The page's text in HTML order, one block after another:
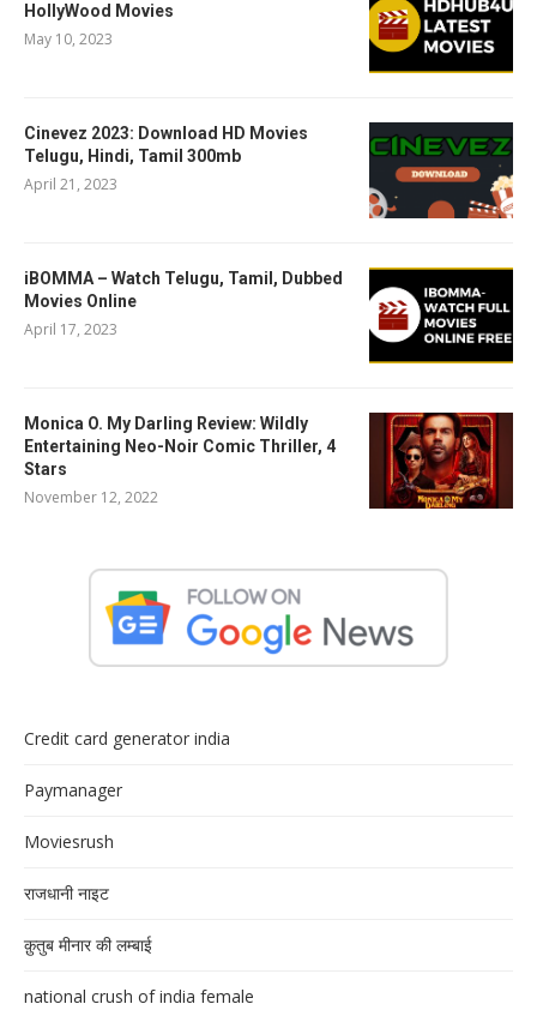
HollyWood Movies
May 10, 2023
Cinevez 2023: Download HD Movies
Telugu, Hindi, Tamil 300mb
April 21, 2023
iBOMMA – Watch Telugu, Tamil, Dubbed
Movies Online
April 17, 2023
Monica O. My Darling Review: Wildly
Entertaining Neo-Noir Comic Thriller, 4
Stars
November 12, 2022
Credit card generator india
Paymanager
Moviesrush
राजधानी नाइट
क़ुतुब मीनार की लम्बाई
national crush of india female